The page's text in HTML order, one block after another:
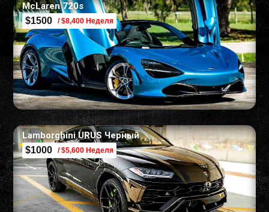
McLaren 720s
$1500 / $8,400 Неделя
Lamborghini URUS Черный
$1000 / $5,600 Неделя